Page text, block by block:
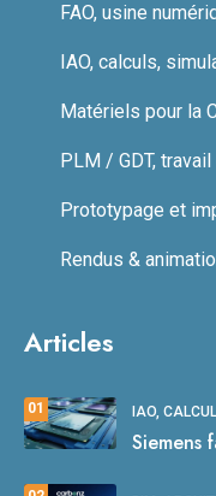
FAO, usine
IAO, calculs,
Matériels pour la
PLM / GDT,
Prototypage et
Rendus &
Articles
01 IAO,
Siemens